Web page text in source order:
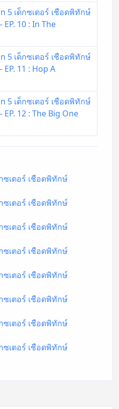
5 เด็กซเตอร์ เชือดพิทักษ์
10 : In The
5 เด็กซเตอร์ เชือดพิทักษ์
11 : Hop A
5 เด็กซเตอร์ เชือดพิทักษ์
12 : The Big One
ซเตอร์ เชือดพิทักษ์
ซเตอร์ เชือดพิทักษ์
ซเตอร์ เชือดพิทักษ์
ซเตอร์ เชือดพิทักษ์
ซเตอร์ เชือดพิทักษ์
ซเตอร์ เชือดพิทักษ์
ซเตอร์ เชือดพิทักษ์
ซเตอร์ เชือดพิทักษ์